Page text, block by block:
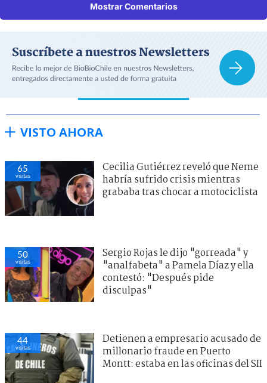
Mostrar Comentarios
VISTO AHORA
65
visitas
Cecilia Gutiérrez reveló que Neme
habría sufrido crisis mientras
grababa tras chocar a motociclista
50
visitas
Sergio Rojas le dijo "gorreada" y
"analfabeta" a Pamela Díaz y ella
contestó: "Después pide
disculpas"
44
visitas
Detienen a empresario acusado de
millonario fraude en Puerto
Montt: estaba en las oficinas del SII